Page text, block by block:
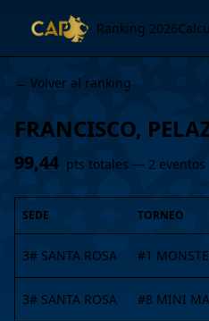
Ranking 2026
← Volver al ranking
FRANCISCO,
99,44 pts totales — 2 eventos
SEDE TORNEO
3# SANTA ROSA #1
3# SANTA ROSA #8 MINI